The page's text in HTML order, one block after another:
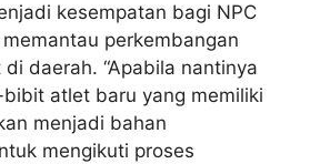
kesempatan bagi NPC
perkembangan
daerah. “Apabila nantinya
atlet baru yang memiliki
menjadi bahan
mengikuti proses